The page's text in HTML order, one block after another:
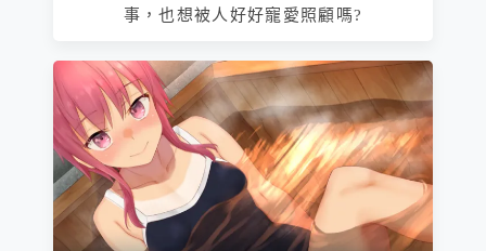
事，也想被人好好寵愛照顧嗎?